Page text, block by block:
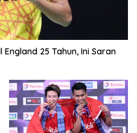
25 Tahun, Ini Saran